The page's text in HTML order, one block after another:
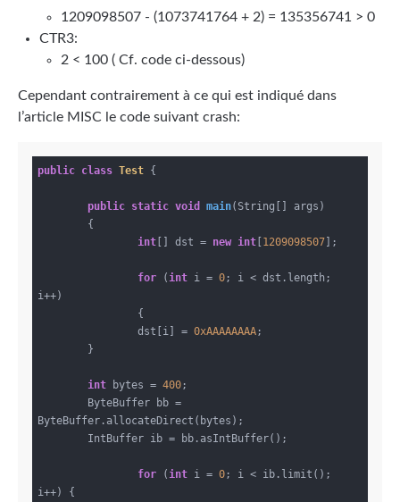
1209098507 - (1073741764 + 2) = 135356741 > 0
CTR3:
2 < 100 ( Cf. code ci-dessous)
Cependant contrairement à ce qui est indiqué dans
l’article MISC le code suivant crash:
public class Test {
public static void main(String[] args)
{
int [] dst = new int [1209098507];
for ( int i = 0 ; i < dst.length;
i++)
        	dst[i] =
0xAAAAAAAA ;
int bytes = 400 ;
ByteBuffer.allocateDirect(bytes);
for ( int i = 0 ; i < ib.limit();
i++) {